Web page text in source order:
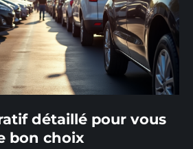
détaillé pour vous
bon choix